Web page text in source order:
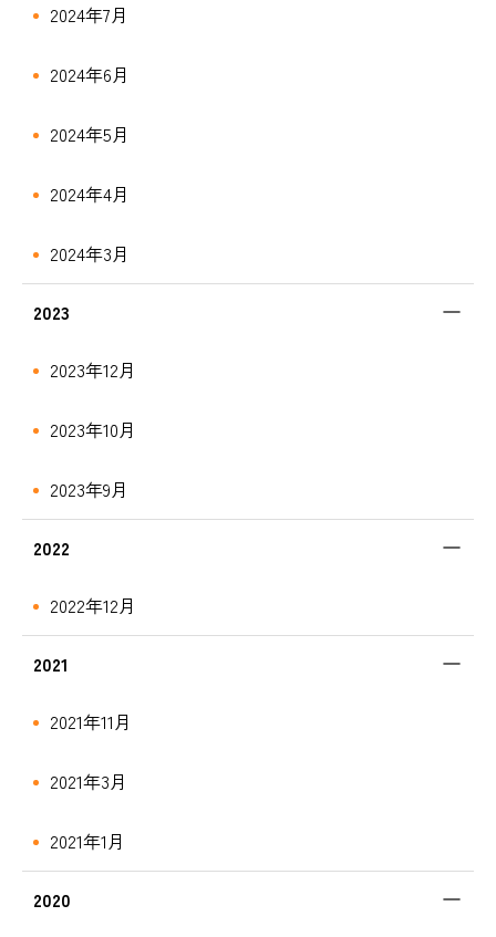
2024年7月
2024年6月
2024年5月
2024年4月
2024年3月
2023
2023年12月
2023年10月
2023年9月
2022
2022年12月
2021
2021年11月
2021年3月
2021年1月
2020